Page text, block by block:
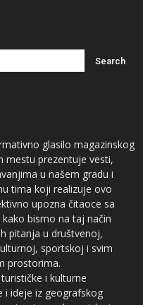
glasilo magazinskog
mestu prezentuje vesti,
u našem gradu i
tima koji realizuje ovo
upozna čitaoce sa
bismo na taj način
pitanja u društvenoj,
sportskoj i svim
prostorima.
i kulturne
i ideje iz geografskog